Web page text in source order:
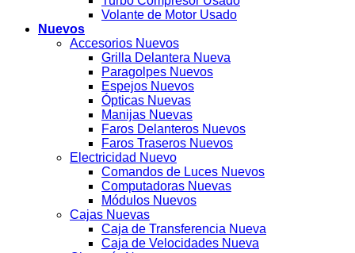
Volante de Motor Usado
Nuevos
Accesorios Nuevos
Grilla Delantera Nueva
Paragolpes Nuevos
Espejos Nuevos
Ópticas Nuevas
Manijas Nuevas
Faros Delanteros Nuevos
Faros Traseros Nuevos
Electricidad Nuevo
Comandos de Luces Nuevos
Computadoras Nuevas
Módulos Nuevos
Cajas Nuevas
Caja de Transferencia Nueva
Caja de Velocidades Nueva